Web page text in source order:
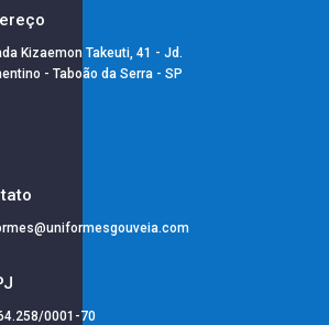
Kizaemon Takeuti, 41 - Jd.
- Taboão da Serra - SP
0001-70